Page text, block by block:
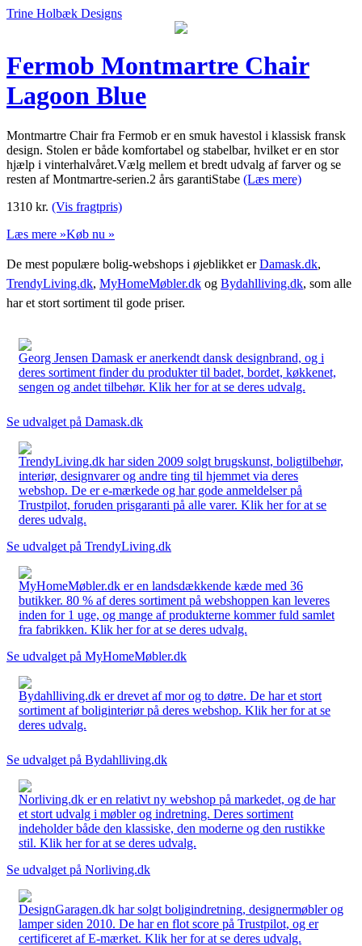
Trine Holbæk Designs
Fermob Montmartre Chair
Lagoon Blue
Montmartre Chair fra Fermob er en smuk havestol i klassisk fransk
design. Stolen er både komfortabel og stabelbar, hvilket er en stor
hjælp i vinterhalvåret.Vælg mellem et bredt udvalg af farver og se
resten af Montmartre-serien.2 års garantiStabe (Læs mere)
1310 kr. (Vis fragtpris)
Læs mere »Køb nu »
De mest populære bolig-webshops i øjeblikket erDamask.dk,
TrendyLiving.dk, MyHomeMøbler.dk og Bydahlliving.dk, som alle
har et stort sortiment til gode priser.
Georg Jensen Damask er anerkendt dansk designbrand, og i
deres sortiment finder du produkter til badet, bordet, køkkenet,
sengen og andet tilbehør. Klik her for at se deres udvalg.
Se udvalget på Damask.dk
TrendyLiving.dk har siden 2009 solgt brugskunst, boligtilbehør,
interiør, designvarer og andre ting til hjemmet via deres
webshop. De er e-mærkede og har gode anmeldelser på
Trustpilot, foruden prisgaranti på alle varer. Klik her for at se
deres udvalg.
Se udvalget på TrendyLiving.dk
MyHomeMøbler.dk er en landsdækkende kæde med 36
butikker. 80 % af deres sortiment på webshoppen kan leveres
inden for 1 uge, og mange af produkterne kommer fuld samlet
fra fabrikken. Klik her for at se deres udvalg.
Se udvalget på MyHomeMøbler.dk
Bydahlliving.dk er drevet af mor og to døtre. De har et stort
sortiment af boliginteriør på deres webshop. Klik her for at se
deres udvalg.
Se udvalget på Bydahlliving.dk
Norliving.dk er en relativt ny webshop på markedet, og de har
et stort udvalg i møbler og indretning. Deres sortiment
indeholder både den klassiske, den moderne og den rustikke
stil. Klik her for at se deres udvalg.
Se udvalget på Norliving.dk
DesignGaragen.dk har solgt boligindretning, designermøbler og
lamper siden 2010. De har en flot score på Trustpilot, og er
certificeret af E-mærket. Klik her for at se deres udvalg.